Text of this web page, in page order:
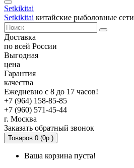
Setkikitai
Setkikitai китайские рыболовные сети
Доставка
по всей России
Выгодная
цена
Гарантия
качества
Ежедневно с 8 до 17 часов!
+7 (964) 158-85-85
+7 (960) 571-45-44
г. Москва
Заказать обратный звонок
Товаров 0 (0р.)
Ваша корзина пуста!